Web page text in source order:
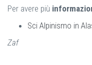
Per avere più
Sci Alpinismo in
Zaf